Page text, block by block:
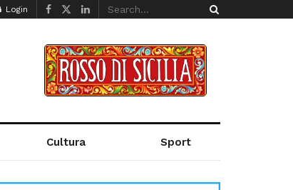
Login
Cultura Sport